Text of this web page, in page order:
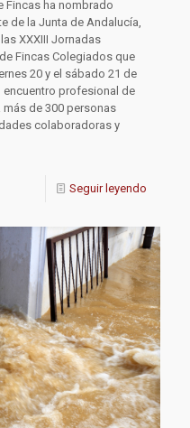
Fincas ha nombrado
de la Junta de Andalucía,
XXXIII Jornadas
Fincas Colegiados que
20 y el sábado 21 de
profesional de
de 300 personas
colaboradoras y
Seguir leyendo